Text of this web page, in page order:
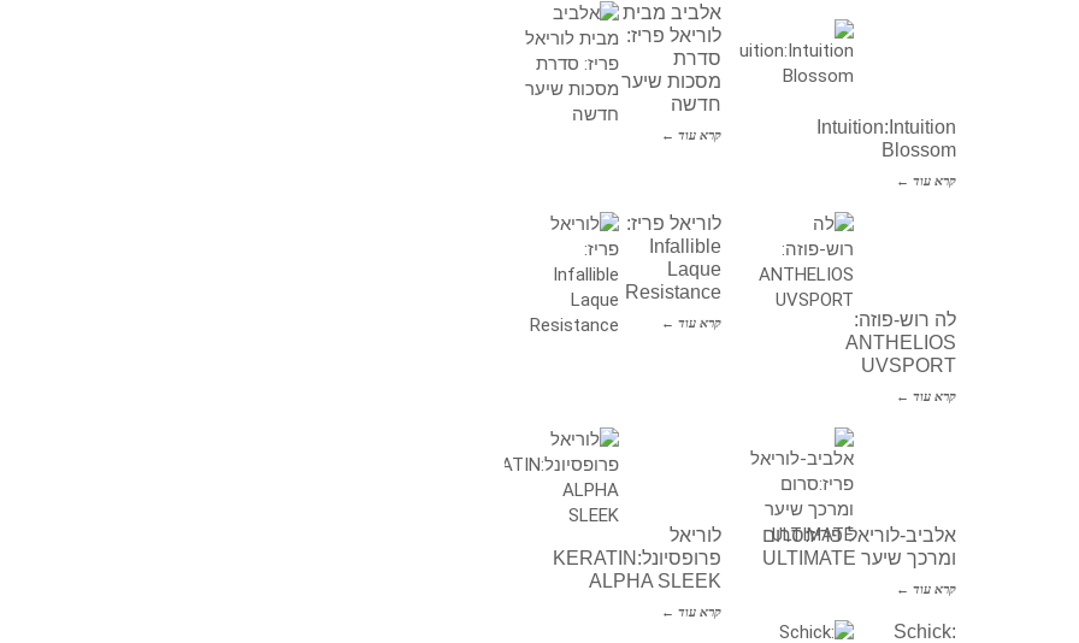
אלביב מבית
לוריאל פריז:
סדרת
מסכות שיער
חדשה
קרא עוד ←
Intuition:Intuition
Blossom
קרא עוד ←
לוריאל פריז:
Infallible
Laque
Resistance
קרא עוד ←
לה רוש-פוזה:
ANTHELIOS
UVSPORT
קרא עוד ←
לוריאל
פרופסיונל:KERATIN
ALPHA SLEEK
קרא עוד ←
אלביב-לוריאל פריז:סרום
ומרכך שיער ULTIMATE
קרא עוד ←
Schick: